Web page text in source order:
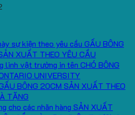
GẤU BÔNG
XUẤT THEO YÊU CẦU
CHÓ BÔNG
UNIVERSITY
BÔNG 20CM SẢN XUẤT THEO
TẶNG
SẢN XUẤT